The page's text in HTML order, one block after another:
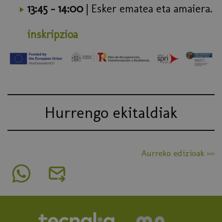
13:45 – 14:00 | Esker ematea eta amaiera.
inskripzioa
Hurrengo ekitaldiak
Aurreko edizioak »»